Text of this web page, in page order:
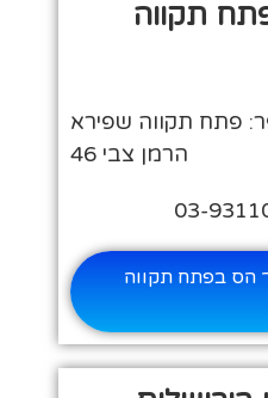
תקווה
פתח תקווה שפירא
הרמן צבי 46
בפתח תקווה